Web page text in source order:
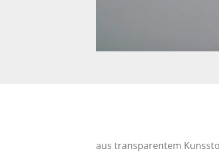
aus transparentem